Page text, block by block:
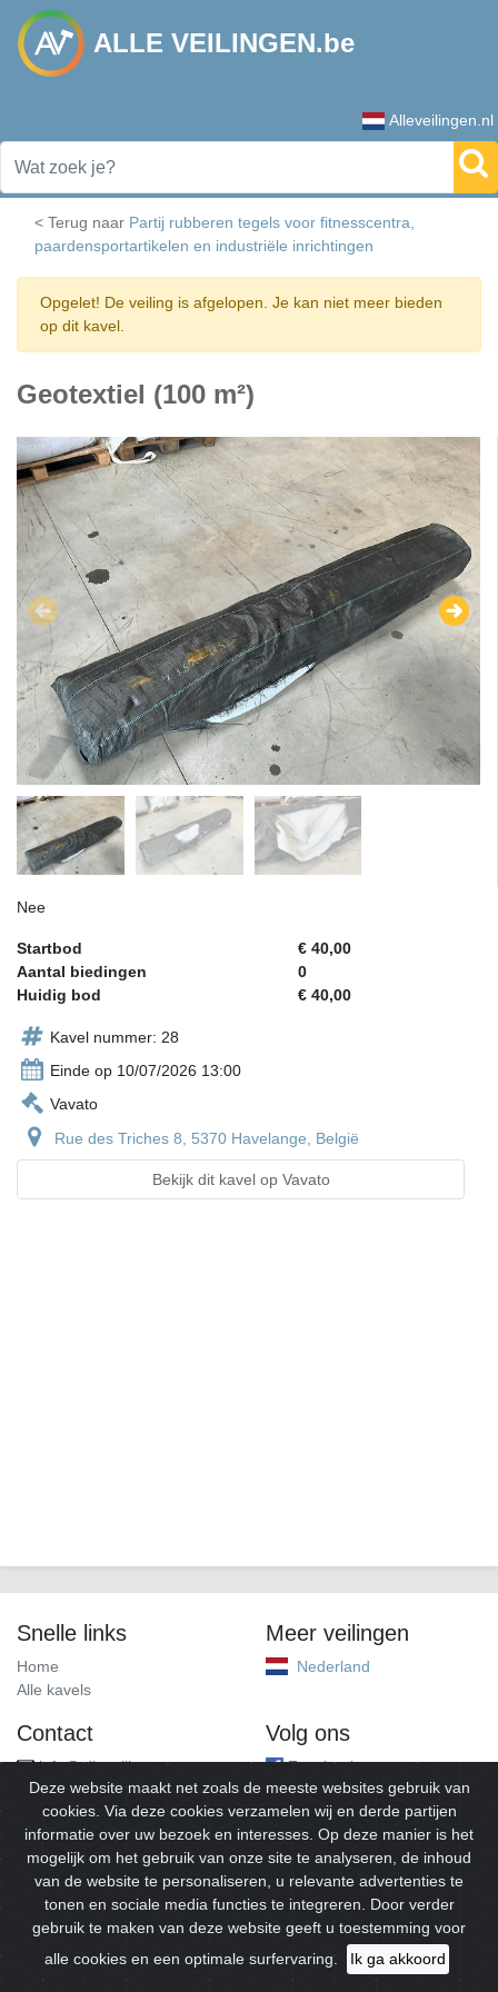
ALLE VEILINGEN.be
Alleveilingen.nl
< Terug naar Partij rubberen tegels voor fitnesscentra,
paardensportartikelen en industriële inrichtingen
Opgelet! De veiling is afgelopen. Je kan niet meer bieden
op dit kavel.
Geotextiel (100 m²)
Nee
Startbod
€ 40,00
Aantal biedingen
0
Huidig bod
€ 40,00
Kavel nummer: 28
Einde op 10/07/2026 13:00
Vavato
Rue des Triches 8, 5370 Havelange, België
Bekijk dit kavel op Vavato
Snelle links
Home
Alle kavels
Meer veilingen
Nederland
Contact
info@alleveilingen.net
Volg ons
Facebook
© 2026Alleveilingen.Alle rechten voorbehouden.
Deze website maakt net zoals de meeste websites gebruik van
cookies. Via deze cookies verzamelen wij en derde partijen
informatie over uw bezoek en interesses. Op deze manier is het
mogelijk om het gebruik van onze site te analyseren, de inhoud
van de website te personaliseren, u relevante advertenties te
tonen en sociale media functies te integreren. Door verder
gebruik te maken van deze website geeft u toestemming voor
alle cookies en een optimale surfervaring.
Ik ga akkoord